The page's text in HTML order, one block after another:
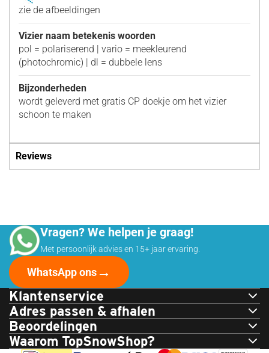
zie de afbeeldingen
Vizier naam betekenis woorden
pol = polariserend | vario = meekleurend
(photochromic) | dl = dubbele lens
Bijzonderheden
wordt geleverd met gratis CP doekje om het vizier
schoon te maken
Reviews
Vragen? We helpen je graag!
Met persoonlijk advies en 15+ jaar ervaring.
WhatsApp ons→
Klantenservice
Adres passen & afhalen
Beoordelingen
Waarom TopSnowShop?